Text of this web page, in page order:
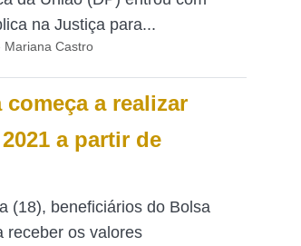
na Justiça para...
Mariana Castro
a realizar
a partir de
(18), beneficiários do Bolsa
receber os valores